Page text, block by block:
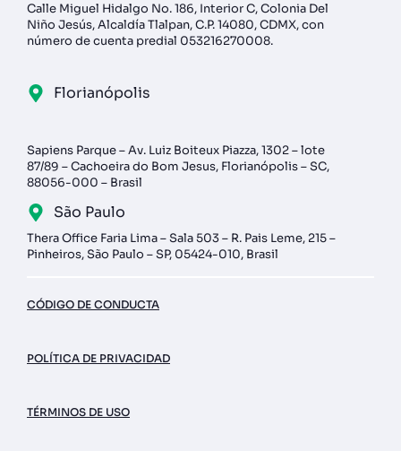
Calle Miguel Hidalgo No. 186, Interior C, Colonia Del
Niño Jesús, Alcaldía Tlalpan, C.P. 14080, CDMX, con
número de cuenta predial 053216270008.
Florianópolis
Sapiens Parque – Av. Luiz Boiteux Piazza, 1302 – lote
87/89 – Cachoeira do Bom Jesus, Florianópolis – SC,
88056-000 – Brasil
São Paulo
Thera Office Faria Lima – Sala 503 – R. Pais Leme, 215 –
Pinheiros, São Paulo – SP, 05424-010, Brasil
CÓDIGO DE CONDUCTA
POLÍTICA DE PRIVACIDAD
TÉRMINOS DE USO